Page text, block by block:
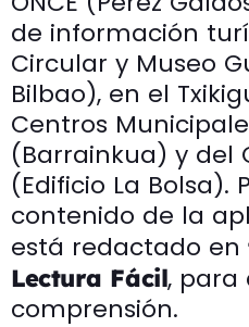
de información
Circular y Museo
Bilbao), en el
Centros
(Barrainkua) y del
(Edificio La Bolsa).
contenido de la
está redactado en
Lectura Fácil, para
comprensión.